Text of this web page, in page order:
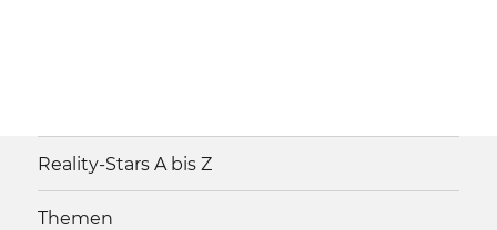
Reality-Stars A bis Z
Themen